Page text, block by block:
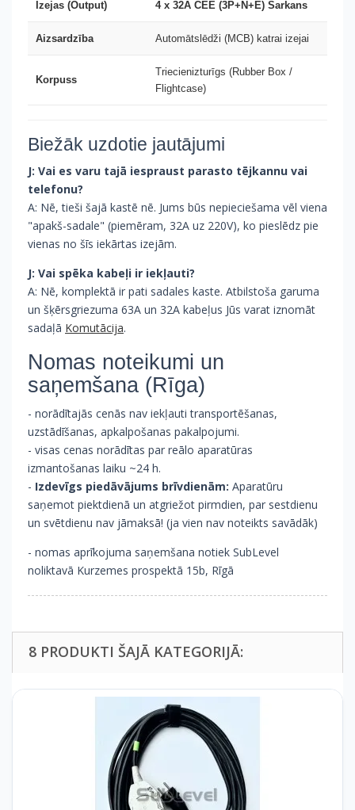
Izejas (Output) 4 x 32A CEE (3P+N+E) Sarkans
Aizsardzība Automātslēdži (MCB) katrai izejai
Korpuss
Triecienizturīgs (Rubber Box /
Flightcase)
Biežāk uzdotie jautājumi
J: Vai es varu tajā iespraust parasto tējkannu vai
telefonu?
A: Nē, tieši šajā kastē nē. Jums būs nepieciešama vēl viena
"apakš-sadale" (piemēram, 32A uz 220V), ko pieslēdz pie
vienas no šīs iekārtas izejām.
J: Vai spēka kabeļi ir iekļauti?
A: Nē, komplektā ir pati sadales kaste. Atbilstoša garuma
un šķērsgriezuma 63A un 32A kabeļus Jūs varat iznomāt
sadaļā Komutācija.
Nomas noteikumi un
saņemšana (Rīga)
- norādītajās cenās nav iekļauti transportēšanas,
uzstādīšanas, apkalpošanas pakalpojumi.
- visas cenas norādītas par reālo aparatūras
izmantošanas laiku ~24 h.
- Izdevīgs piedāvājums brīvdienām: Aparatūru
saņemot piektdienā un atgriežot pirmdien, par sestdienu
un svētdienu nav jāmaksā! (ja vien nav noteikts savādāk)
- nomas aprīkojuma saņemšana notiek SubLevel
noliktavā Kurzemes prospektā 15b, Rīgā
8 PRODUKTI ŠAJĀ KATEGORIJĀ: